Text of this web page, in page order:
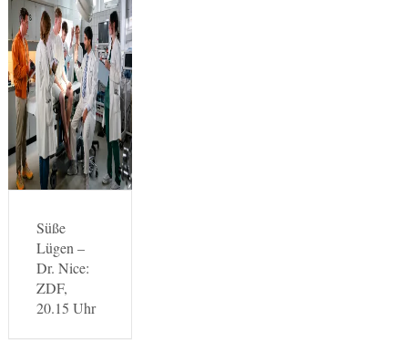
Süße
Lügen –
Dr. Nice:
ZDF,
20.15 Uhr